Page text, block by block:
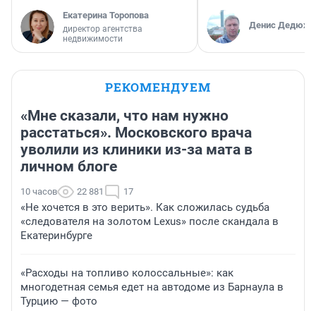
Екатерина Торопова
директор агентства
недвижимости
Денис
РЕКОМЕНДУЕМ
«Мне сказали, что нам нужно
расстаться». Московского врача
уволили из клиники из-за мата в
личном блоге
10 часов 22 881 17
«Не хочется в это верить». Как сложилась судьба
«следователя на золотом Lexus» после скандала в
Екатеринбурге
«Расходы на топливо колоссальные»: как
многодетная семья едет на автодоме из Барнаула в
Турцию — фото